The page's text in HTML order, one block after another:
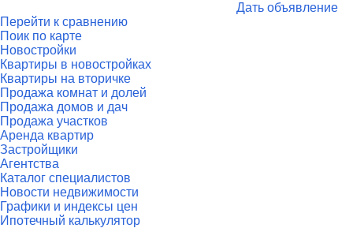
Дать объявление
Перейти к сравнению
Поик по карте
Новостройки
Квартиры в новостройках
Квартиры на вторичке
Продажа комнат и долей
Продажа домов и дач
Продажа участков
Аренда квартир
Застройщики
Агентства
Каталог специалистов
Новости недвижимости
Графики и индексы цен
Ипотечный калькулятор